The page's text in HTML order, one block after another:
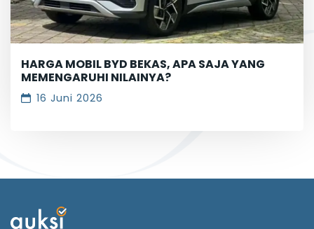
HARGA MOBIL BYD BEKAS, APA SAJA YANG
MEMENGARUHI NILAINYA?
16 Juni 2026